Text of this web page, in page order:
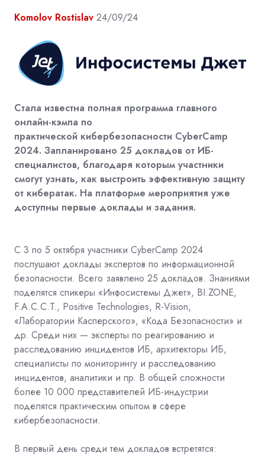
Komolov Rostislav 24/09/24
Стала известна полная программа главного
онлайн-кэмпа по
практической кибербезопасности CyberCamp
2024. Запланировано 25 докладов от ИБ-
специалистов, благодаря которым участники
смогут узнать, как выстроить эффективную защиту
от кибератак. На платформе мероприятия уже
доступны первые доклады и задания.
С 3 по 5 октября участники CyberCamp 2024
послушают доклады экспертов по информационной
безопасности. Всего заявлено 25 докладов. Знаниями
поделятся спикеры «Инфосистемы Джет», BI.ZONЕ,
F.A.C.C.T., Positive Technologies, R-Vision,
«Лаборатории Касперского», «Кода Безопасности» и
др. Среди них — эксперты по реагированию и
расследованию инцидентов ИБ, архитекторы ИБ,
специалисты по мониторингу и расследованию
инцидентов, аналитики и пр. В общей сложности
более 10 000 представителей ИБ-индустрии
поделятся практическим опытом в сфере
кибербезопасности.
В первый день среди тем докладов встретятся: